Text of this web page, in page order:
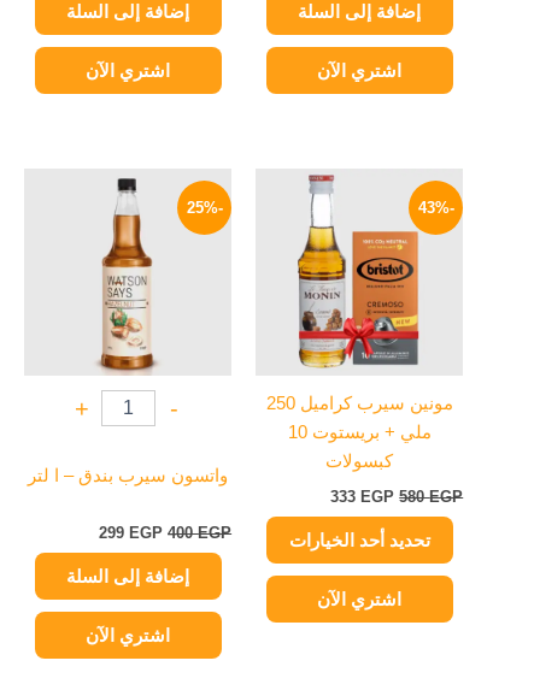
إضافة إلى السلة
اشتري الآن
إضافة إلى السلة
اشتري الآن
-43%
مونين سيرب كراميل 250
ملي + بريستوت 10
كبسولات
580EGP
580 EGP.
333 EGP
السعر
الحالي
هو:
333 EGP.
تحديد أحد الخيارات
هناك
العديد
من
الأشكال
المختلفة
اختيار
الخيارات
صفحة
المنتج
اشتري الآن
-25%
-
+
واتسون سيرب بندق – ا لتر
400EGP
السعر
الأصلي
400 EGP.
299 EGP
إضافة إلى السلة
اشتري الآن